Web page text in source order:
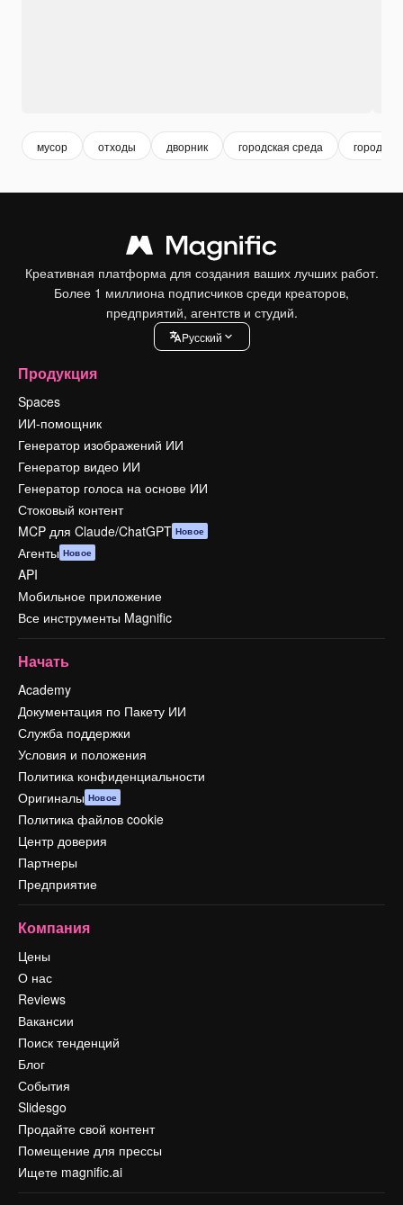
мусор отходы дворник городская среда
Креативная платформа для создания ваших лучших работ.
Более 1 миллиона подписчиков среди креаторов,
предприятий, агентств и студий.
Pусский
Продукция
Spaces
ИИ-помощник
Генератор изображений ИИ
Генератор видео ИИ
Генератор голоса на основе ИИ
Стоковый контент
MCP для Claude/ChatGPT Новое
Агенты Новое
API
Мобильное приложение
Все инструменты Magnific
Начать
Academy
Документация по Пакету ИИ
Служба поддержки
Условия и положения
Политика конфиденциальности
Оригиналы Новое
Политика файлов cookie
Центр доверия
Партнеры
Предприятие
Компания
Цены
О нас
Reviews
Вакансии
Поиск тенденций
Блог
События
Slidesgo
Продайте свой контент
Помещение для прессы
Ищете magnific.ai